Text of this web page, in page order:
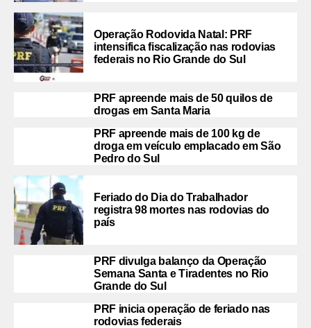
Operação Rodovida Natal: PRF
intensifica fiscalização nas rodovias
federais no Rio Grande do Sul
PRF apreende mais de 50 quilos de
drogas em Santa Maria
PRF apreende mais de 100 kg de
droga em veículo emplacado em São
Pedro do Sul
Feriado do Dia do Trabalhador
registra 98 mortes nas rodovias do
país
PRF divulga balanço da Operação
Semana Santa e Tiradentes no Rio
Grande do Sul
PRF inicia operação de feriado nas
rodovias federais